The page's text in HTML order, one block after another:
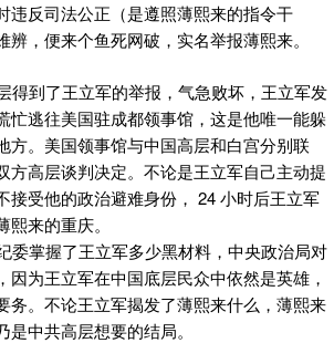
违反司法公正（是遵照薄熙来的指令干
辨，便来个鱼死网破，实名举报薄熙来。
得到了王立军的举报，气急败坏，王立军发
忙逃往美国驻成都领事馆，这是他唯一能躲
方。美国领事馆与中国高层和白宫分别联
方高层谈判决定。不论是王立军自己主动提
接受他的政治避难身份， 24 小时后王立军
来的重庆。
委掌握了王立军多少黑材料，中央政治局对
因为王立军在中国底层民众中依然是英雄，
务。不论王立军揭发了薄熙来什么，薄熙来
中共高层想要的结局。